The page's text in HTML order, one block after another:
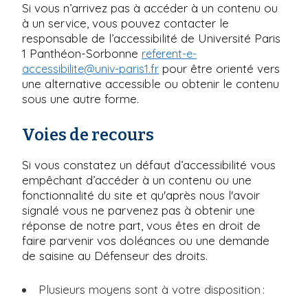
Si vous n’arrivez pas à accéder à un contenu ou
à un service, vous pouvez contacter le
responsable de l’accessibilité de Université Paris
1 Panthéon-Sorbonne referent-e-
accessibilite@univ-paris1.fr pour être orienté vers
une alternative accessible ou obtenir le contenu
sous une autre forme.
Voies de recours
Si vous constatez un défaut d’accessibilité vous
empêchant d’accéder à un contenu ou une
fonctionnalité du site et qu'après nous l'avoir
signalé vous ne parvenez pas à obtenir une
réponse de notre part, vous êtes en droit de
faire parvenir vos doléances ou une demande
de saisine au Défenseur des droits.
Plusieurs moyens sont à votre disposition :